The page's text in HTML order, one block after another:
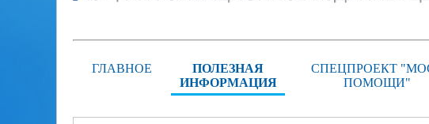
ГЛАВНОЕ
ПОЛЕЗНАЯ
ИНФОРМАЦИЯ
СПЕЦПРОЕКТ
ПОМОЩИ"